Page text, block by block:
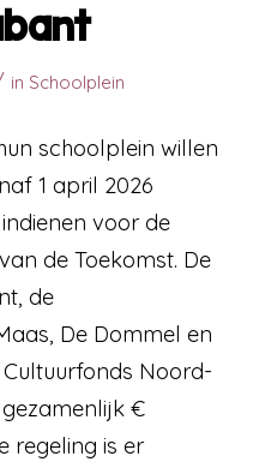
in Schoolplein
schoolplein willen
1 april 2026
voor de
de Toekomst. De
de
De Dommel en
Noord-
€
regeling is er